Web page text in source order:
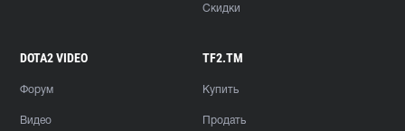
Скидки
DOTA2 VIDEO
Форум
Видео
TF2.TM
Купить
Продать